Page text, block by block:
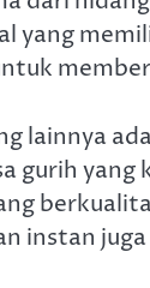
yang
lainnya
gurih
instan